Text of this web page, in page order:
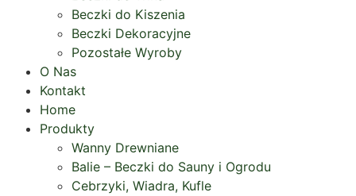
Beczki do Kiszenia
Beczki Dekoracyjne
Pozostałe Wyroby
O Nas
Kontakt
Home
Produkty
Wanny Drewniane
Balie – Beczki do Sauny i Ogrodu
Cebrzyki, Wiadra, Kufle